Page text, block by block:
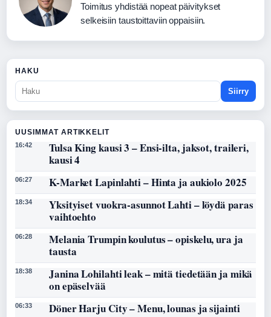
Toimitus yhdistää nopeat päivitykset
selkeisiin taustoittaviin oppaisiin.
HAKU
Siirry
UUSIMMAT ARTIKKELIT
16:42
Tulsa King kausi 3 – Ensi-ilta, jaksot, traileri,
kausi 4
06:27 K-Market Lapinlahti – Hinta ja aukiolo 2025
18:34
Yksityiset vuokra-asunnot Lahti – löydä paras
vaihtoehto
06:28
Melania Trumpin koulutus – opiskelu, ura ja
tausta
18:38
Janina Lohilahti leak – mitä tiedetään ja mikä
on epäselvää
06:33 Döner Harju City – Menu, lounas ja sijainti